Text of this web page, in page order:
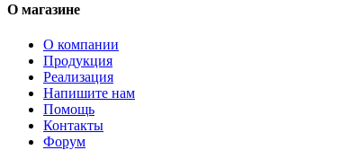
О магазине
О компании
Продукция
Реализация
Напишите нам
Помощь
Контакты
Форум